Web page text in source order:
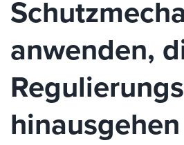
anwenden,
hinausgehen